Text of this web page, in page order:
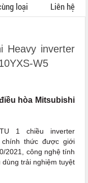
loại Liên hệ
Heavy inverter
W5
hòa Mitsubishi
1 chiều inverter
chính thức được giới
2021, công nghệ tính
trải nghiệm tuyệt